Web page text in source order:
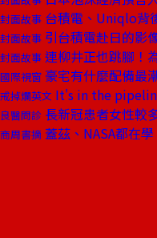
封面故事 台積電、Uniqlo背
封面故事 引台積電赴日的影
封面故事 連柳井正也跳腳！
國際視窗 豪宅有什麼配備最
戒掉爛英文 It's in the
良醫問診 長新冠患者女性
商周書摘 蓋茲、NASA都在學